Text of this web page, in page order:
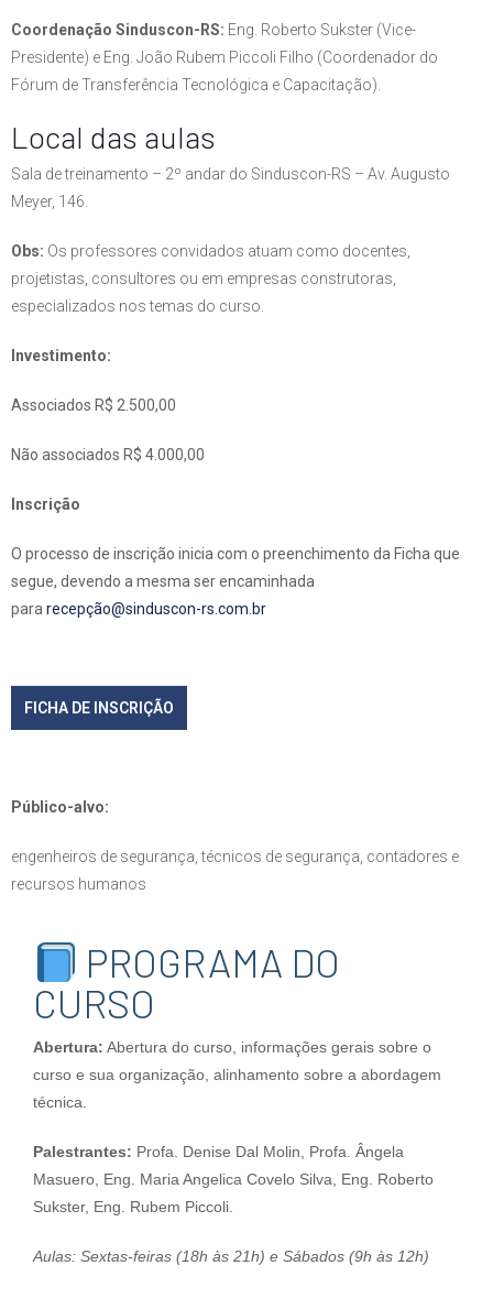
Coordenação Sinduscon-RS: Eng. Roberto Sukster (Vice-
Presidente) e Eng. João Rubem Piccoli Filho (Coordenador do
Fórum de Transferência Tecnológica e Capacitação).
Local das aulas
Sala de treinamento – 2º andar do Sinduscon-RS – Av. Augusto
Meyer, 146.
Obs: Os professores convidados atuam como docentes,
projetistas, consultores ou em empresas construtoras,
especializados nos temas do curso.
Investimento:
Associados R$ 2.500,00
Não associados R$ 4.000,00
Inscrição
O processo de inscrição inicia com o preenchimento da Ficha que
segue, devendo a mesma ser encaminhada
pararecepção@sinduscon-rs.com.br
FICHA DE INSCRIÇÃO
Público-alvo:
engenheiros de segurança, técnicos de segurança, contadores e
recursos humanos
PROGRAMA DO
CURSO
Abertura: Abertura do curso, informações gerais sobre o
curso e sua organização, alinhamento sobre a abordagem
técnica.
Palestrantes: Profa. Denise Dal Molin, Profa. Ângela
Masuero, Eng. Maria Angelica Covelo Silva, Eng. Roberto
Sukster, Eng. Rubem Piccoli.
Aulas: Sextas-feiras (18h às 21h) e Sábados (9h às 12h)